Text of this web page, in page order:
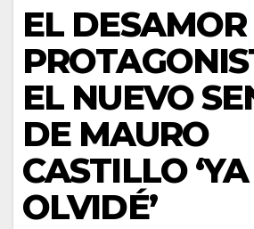
EL DESAMOR
EL NUEVO
DE MAURO
CASTILLO
OLVIDÉ’